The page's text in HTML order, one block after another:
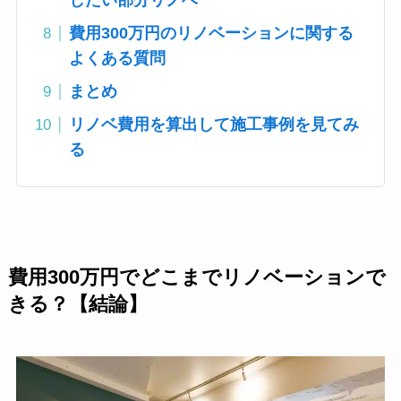
費用300万円のリノベーションに関する
よくある質問
まとめ
リノベ費用を算出して施工事例を見てみ
る
費用300万円でどこまでリノベーションで
きる？
【結論】